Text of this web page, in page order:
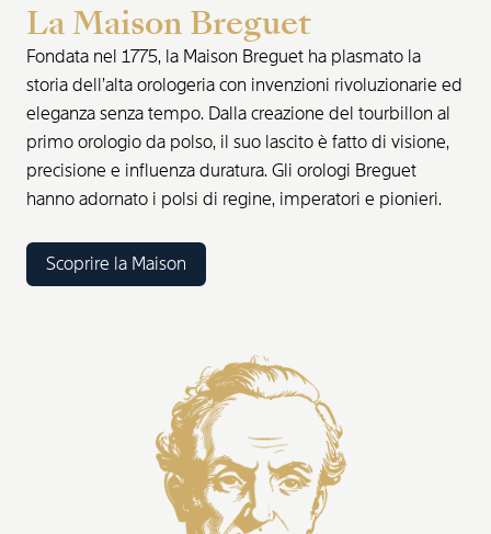
La Maison Breguet
Fondata nel 1775, la Maison Breguet ha plasmato la
storia dell’alta orologeria con invenzioni rivoluzionarie ed
eleganza senza tempo. Dalla creazione del tourbillon al
primo orologio da polso, il suo lascito è fatto di visione,
precisione e influenza duratura. Gli orologi Breguet
hanno adornato i polsi di regine, imperatori e pionieri.
Scoprire la Maison